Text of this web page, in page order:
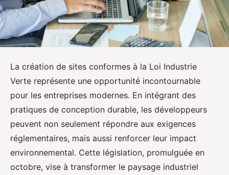
La création de sites conformes à la Loi Industrie
Verte représente une opportunité incontournable
pour les entreprises modernes. En intégrant des
pratiques de conception durable, les développeurs
peuvent non seulement répondre aux exigences
réglementaires, mais aussi renforcer leur impact
environnemental. Cette législation, promulguée en
octobre, vise à transformer le paysage industriel